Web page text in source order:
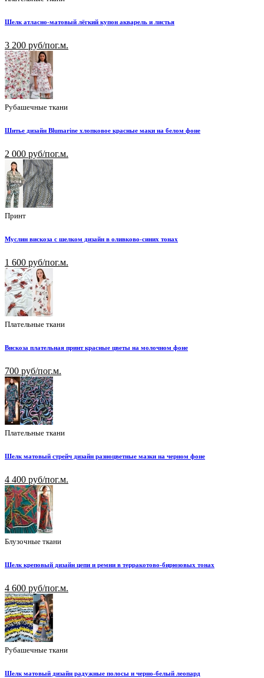
Шелк атласно-матовый лёгкий купон акварель и листья
3 200 руб/пог.м.
Рубашечные ткани
Шитье дизайн Blumarine хлопковое красные маки на белом фоне
2 000 руб/пог.м.
Принт
Муслин вискоза с шелком дизайн в оливково-синих тонах
1 600 руб/пог.м.
Плательные ткани
Вискоза плательная принт красные цветы на молочном фоне
700 руб/пог.м.
Плательные ткани
Шелк матовый стрейч дизайн разноцветные мазки на черном фоне
4 400 руб/пог.м.
Блузочные ткани
Шелк креповый дизайн цепи и ремни в терракотово-бирюзовых тонах
4 600 руб/пог.м.
Рубашечные ткани
Шелк матовый дизайн радужные полосы и черно-белый леопард